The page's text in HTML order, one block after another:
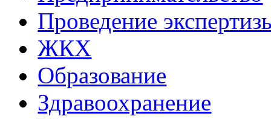
Проведение
ЖКХ
Образование
Здравоохранение